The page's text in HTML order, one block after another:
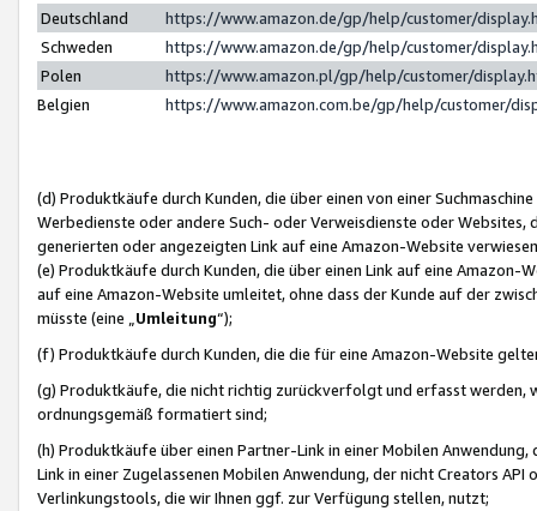
Deutschland
https://www.amazon.de/gp/help/customer/
Schweden
https://www.amazon.de/gp/help/customer/
Polen
https://www.amazon.pl/gp/help/customer/
Belgien
https://www.amazon.com.be/gp/help/customer/
(d) Produktkäufe durch Kunden, die über einen von einer
Werbedienste oder andere Such- oder Verweisdienste oder Websites,
generierten oder angezeigten Link auf eine Amazon-Website
(e) Produktkäufe durch Kunden, die über einen Link auf eine
auf eine Amazon-Website umleitet, ohne dass der Kunde auf der
müsste (eine „ Umleitung“);
(f) Produktkäufe durch Kunden, die die für eine Amazon-Website
(g) Produktkäufe, die nicht richtig zurückverfolgt und erfasst werden,
ordnungsgemäß formatiert sind;
(h) Produktkäufe über einen Partner-Link in einer Mobilen
Link in einer Zugelassenen Mobilen Anwendung, der nicht Creators
Verlinkungstools, die wir Ihnen ggf. zur Verfügung stellen, nutzt;